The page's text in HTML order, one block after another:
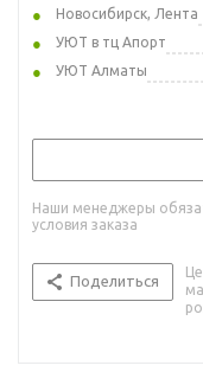
Новосибирск, Лента
УЮТ в тц Апорт
УЮТ Алматы
Наши менеджеры
условия заказа
Поделиться